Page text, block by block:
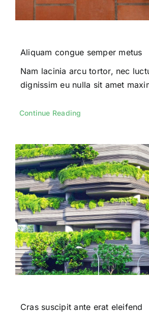
Aliquam congue semper metus
Nam lacinia arcu tortor, nec
dignissim eu nulla sit amet
Continue Reading
Cras suscipit ante erat eleifend